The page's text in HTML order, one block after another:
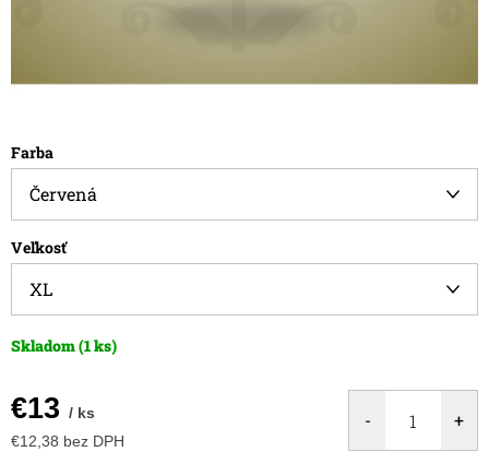
Farba
Veľkosť
Skladom(1 ks)
€13 / ks
€12,38 bez DPH